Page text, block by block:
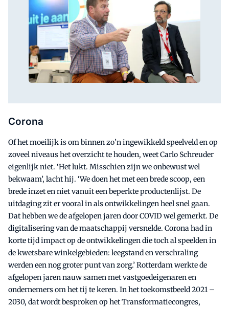
Corona
Of het moeilijk is om binnen zo’n ingewikkeld speelveld en op
zoveel niveaus het overzicht te houden, weet Carlo Schreuder
eigenlijk niet. ‘Het lukt. Misschien zijn we onbewust wel
bekwaam’, lacht hij. ‘We doen het met een brede scoop, een
brede inzet en niet vanuit een beperkte productenlijst. De
uitdaging zit er vooral in als ontwikkelingen heel snel gaan.
Dat hebben we de afgelopen jaren door COVID wel gemerkt. De
digitalisering van de maatschappij versnelde. Corona had in
korte tijd impact op de ontwikkelingen die toch al speelden in
de kwetsbare winkelgebieden: leegstand en verschraling
werden een nog groter punt van zorg.’ Rotterdam werkte de
afgelopen jaren nauw samen met vastgoedeigenaren en
ondernemers om het tij te keren. In het toekomstbeeld 2021 –
2030, dat wordt besproken op het Transformatiecongres,